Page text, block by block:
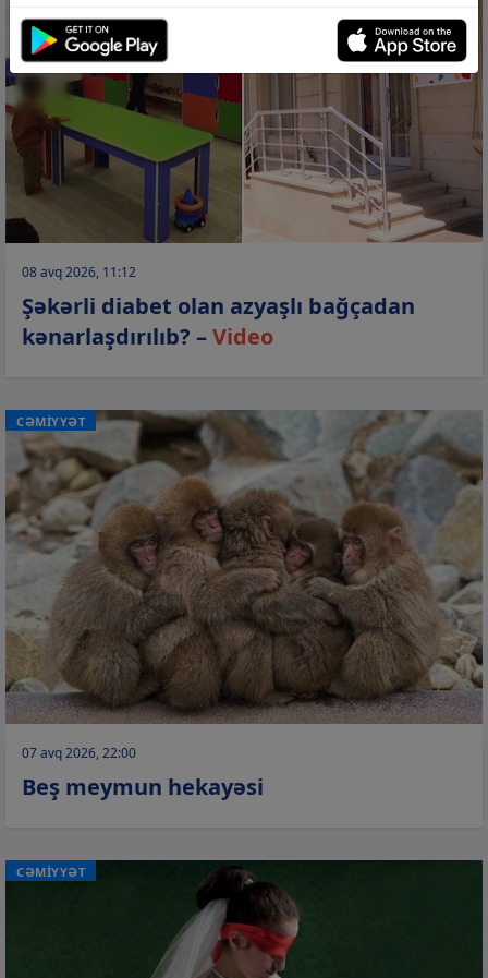
08 avq 2026, 11:12
Şəkərli diabet olan azyaşlı bağçadan
kənarlaşdırılıb? –Video
CƏMİYYƏT
07 avq 2026, 22:00
Beş meymun hekayəsi
CƏMİYYƏT